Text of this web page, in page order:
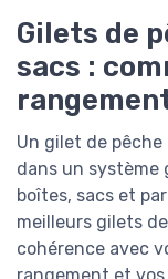
Gilets de
sacs :
Un gilet de pêche
dans un système
boîtes, sacs et
meilleurs gilets
cohérence avec